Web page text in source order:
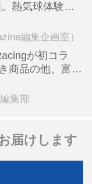
熱気球体験搭
編集企画室）
が初コラ
商品の他、富士
集部
届けします